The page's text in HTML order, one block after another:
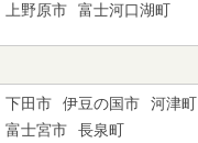
上野原市 富士河口湖町
下田市 伊豆の国市 河津町
富士宮市
長泉町